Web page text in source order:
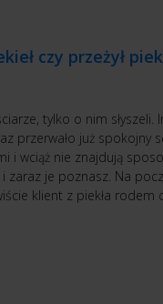
czy przeżył
tylko o nim słyszeli.
przerwało już spokojny
i wciąż nie znajdują
zaraz je poznasz. Na
klient z piekła rodem